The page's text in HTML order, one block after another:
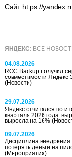
Сайт https://
ЯНДЕКС: ВСЕ
04.08.2026
ROC Backup получил
совместимости Яндекс
(Новости)
29.07.2026
Яндекс отчитался по
квартала 2026 года:
выросла на 16%
09.07.2026
Дисциплина внедрения
потерять деньги на
(Мероприятия)